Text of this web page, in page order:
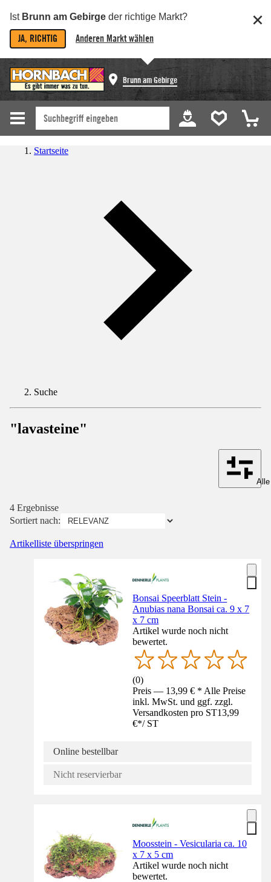
Ist Brunn am Gebirge der richtige Markt?
JA, RICHTIG Anderen Markt wählen
Brunn am Gebirge
Startseite
Suche
"lavasteine"
4 Ergebnisse
Sortiert nach:
Artikelliste überspringen
Bonsai Speerblatt Stein -
Anubias nana Bonsai ca. 9 x 7
x 7 cm
Artikel wurde noch nicht
bewertet.
(0)
Preis — 13,99 € * Alle Preise
inkl. MwSt. und ggf. zzgl.
Versandkosten pro ST13,99
€*/ ST
Online bestellbar
Nicht reservierbar
Moosstein - Vesicularia ca. 10
x 7 x 5 cm
Artikel wurde noch nicht
bewertet.